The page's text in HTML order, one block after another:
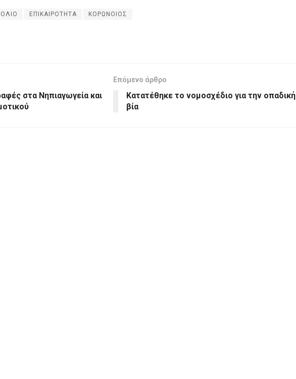
ΕΠΙΚΑΙΡΟΤΗΤΑ ΚΟΡΩΝΟΙΟΣ
στα Νηπιαγωγεία και
Επόμενο άρθρο
Κατατέθηκε το νομοσχέδιο για την οπαδική
βία